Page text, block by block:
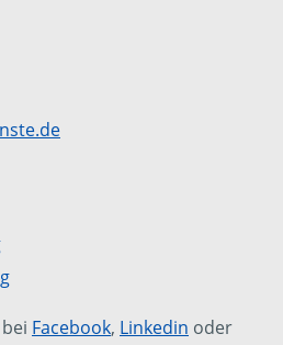
Facebook, Linkedin oder